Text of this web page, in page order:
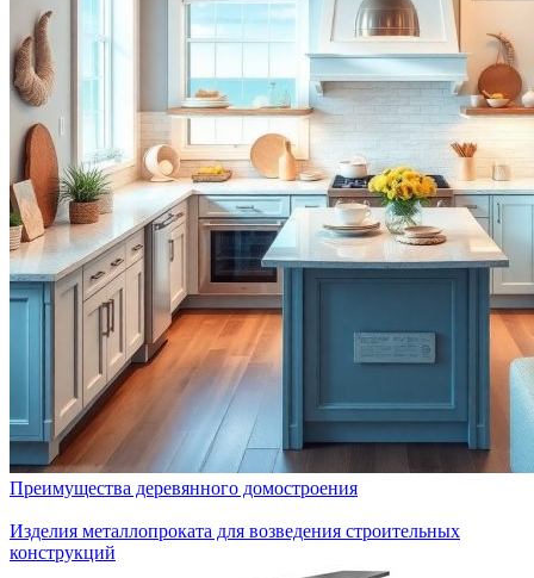
Преимущества деревянного домостроения
Изделия металлопроката для возведения строительных
конструкций